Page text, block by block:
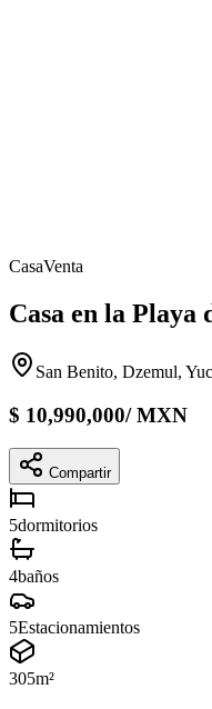
CasaVenta
Casa en la Playa
San Benito, Dzemul,
$ 10,990,000/MXN
Compartir
5dormitorios
4baños
5Estacionamientos
305m²